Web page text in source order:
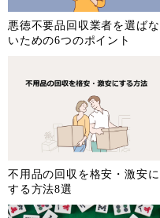
悪徳不要品回収業者を選ばな
いための6つのポイント
不用品の回収を格安・激安に
する方法8選